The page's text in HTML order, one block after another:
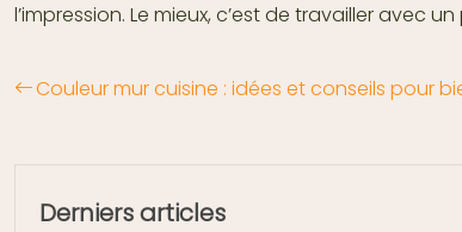
l’impression. Le mieux, c’est de travailler avec
Couleur mur cuisine : idées et conseils pour
Derniers articles